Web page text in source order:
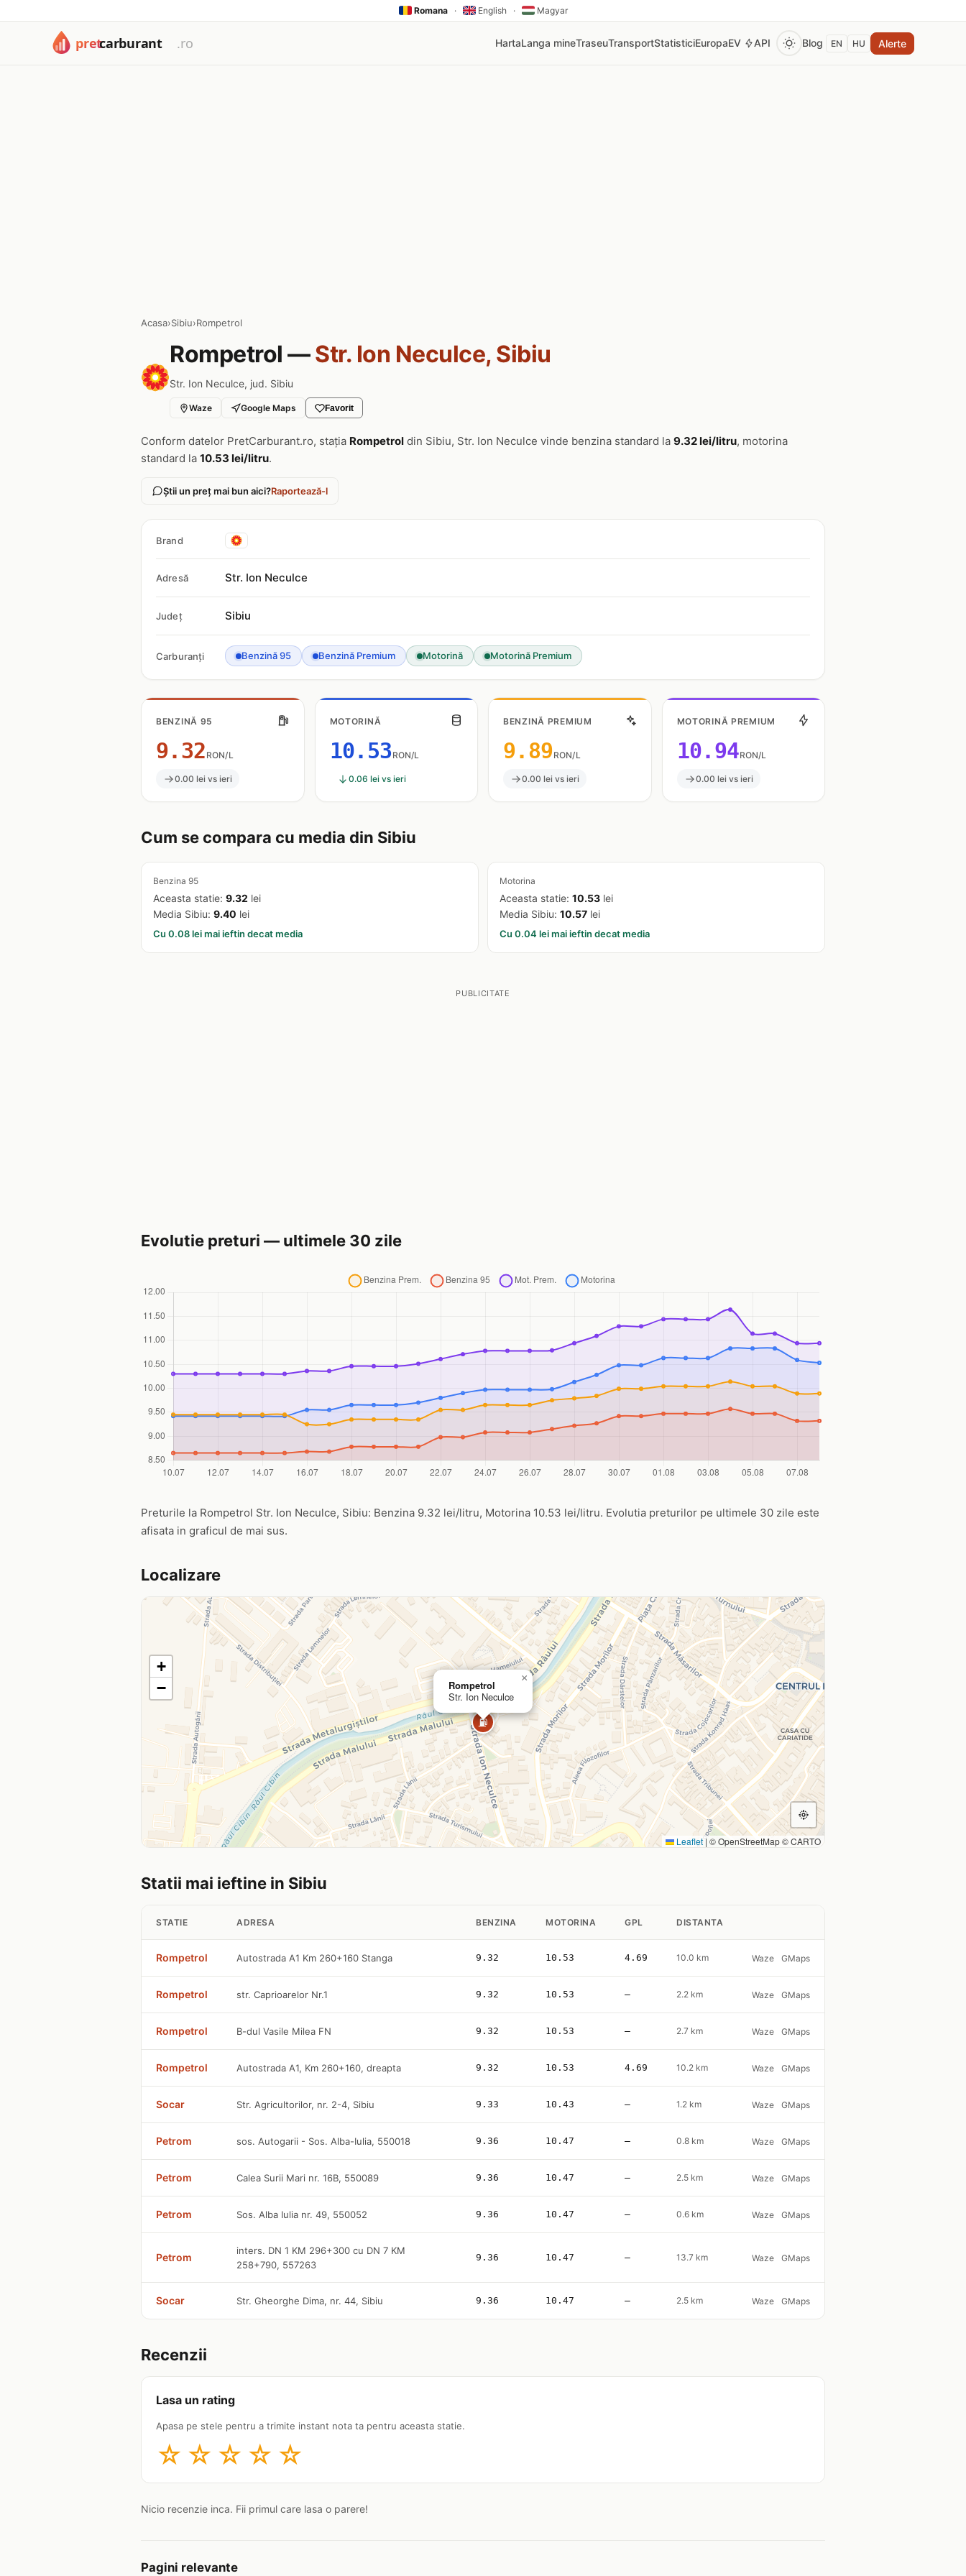
Romana · English · Magyar
HartaLanga mineTraseuTransportStatisticiEuropaEV API Blog EN HU Alerte
Acasa›Sibiu›Rompetrol
Rompetrol —Str. Ion Neculce, Sibiu
Str. Ion Neculce, jud. Sibiu
Waze Google Maps Favorit
Conform datelor PretCarburant.ro, stația Rompetrol din Sibiu, Str. Ion Neculce vinde benzina standard la 9.32 lei/litru, motorina
standard la 10.53 lei/litru.
Știi un preț mai bun aici?Raportează-l
Brand
Adresă Str. Ion Neculce
Județ Sibiu
Carburanți Benzină 95 Benzină Premium Motorină Motorină Premium
BENZINĂ 95
9.32 RON/L
0.00 lei vs ieri
MOTORINĂ
10.53 RON/L
0.06 lei vs ieri
BENZINĂ PREMIUM
9.89RON/L
0.00 lei vs ieri
MOTORINĂ PREMIUM
10.94RON/L
0.00 lei vs ieri
Cum se compara cu media din Sibiu
Benzina 95
Aceasta statie: 9.32 lei
Media Sibiu: 9.40 lei
Cu 0.08 lei mai ieftin decat media
Motorina
Aceasta statie: 10.53 lei
Media Sibiu: 10.57 lei
Cu 0.04 lei mai ieftin decat media
PUBLICITATE
Evolutie preturi — ultimele 30 zile
Preturile la Rompetrol Str. Ion Neculce, Sibiu: Benzina 9.32 lei/litru, Motorina 10.53 lei/litru. Evolutia preturilor pe ultimele 30 zile este
afisata in graficul de mai sus.
Localizare
⛽
Rompetrol
Str. Ion Neculce
×
+
−
Leaflet | © OpenStreetMap © CARTO
Statii mai ieftine in Sibiu
STATIE ADRESA BENZINA MOTORINA GPL DISTANTA
Rompetrol Autostrada A1 Km 260+160 Stanga 9.32 10.53 4.69 10.0 km Waze GMaps
Rompetrol str. Caprioarelor Nr.1 9.32 10.53 — 2.2 km Waze GMaps
Rompetrol B-dul Vasile Milea FN 9.32 10.53 — 2.7 km Waze GMaps
Rompetrol Autostrada A1, Km 260+160, dreapta 9.32 10.53 4.69 10.2 km Waze GMaps
Socar Str. Agricultorilor, nr. 2-4, Sibiu 9.33 10.43 — 1.2 km Waze GMaps
Petrom sos. Autogarii - Sos. Alba-Iulia, 550018 9.36 10.47 — 0.8 km Waze GMaps
Petrom Calea Surii Mari nr. 16B, 550089 9.36 10.47 — 2.5 km Waze GMaps
Petrom Sos. Alba Iulia nr. 49, 550052 9.36 10.47 — 0.6 km Waze GMaps
Petrom
inters. DN 1 KM 296+300 cu DN 7 KM
258+790, 557263
9.36 10.47 — 13.7 km Waze GMaps
Socar Str. Gheorghe Dima, nr. 44, Sibiu 9.36 10.47 — 2.5 km Waze GMaps
Recenzii
Lasa un rating
Apasa pe stele pentru a trimite instant nota ta pentru aceasta statie.
☆ ☆ ☆ ☆ ☆
Nicio recenzie inca. Fii primul care lasa o parere!
Pagini relevante